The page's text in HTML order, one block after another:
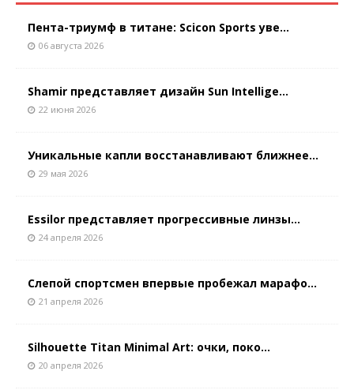
Пента-триумф в титане: Scicon Sports уве...
06 августа 2026
Shamir представляет дизайн Sun Intellige...
22 июня 2026
Уникальные капли восстанавливают ближнее...
29 мая 2026
Essilor представляет прогрессивные линзы...
24 апреля 2026
Слепой спортсмен впервые пробежал марафо...
21 апреля 2026
Silhouette Titan Minimal Art: очки, поко...
20 апреля 2026